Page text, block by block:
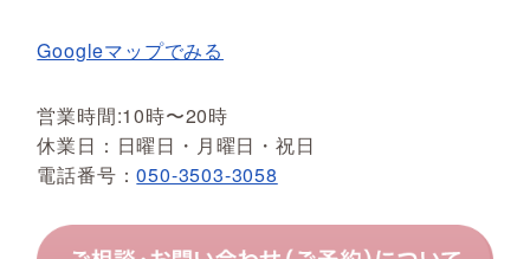
Googleマップでみる
営業時間:10時〜20時
休業日：日曜日・月曜日・祝日
電話番号：050-3503-3058